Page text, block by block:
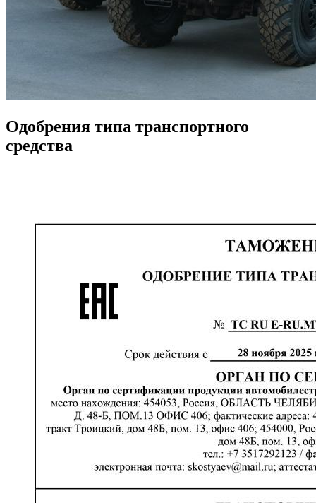
Одобрения типа транспортного
средства